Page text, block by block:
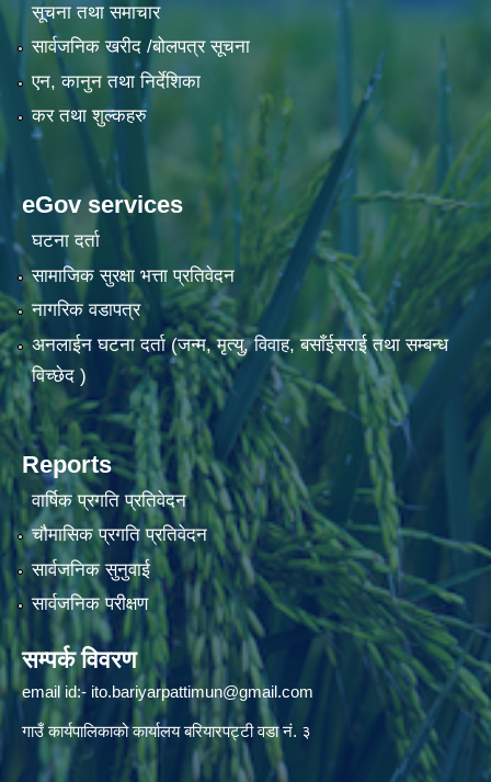
सूचना तथा समाचार
सार्वजनिक खरीद /बोलपत्र सूचना
एन, कानुन तथा निर्देशिका
कर तथा शुल्कहरु
eGov services
घटना दर्ता
सामाजिक सुरक्षा भत्ता प्रतिवेदन
नागरिक वडापत्र
अनलाईन घटना दर्ता (जन्म, मृत्यु, विवाह, बसाँईसराई तथा सम्बन्ध
विच्छेद )
Reports
वार्षिक प्रगति प्रतिवेदन
चौमासिक प्रगति प्रतिवेदन
सार्वजनिक सुनुवाई
सार्वजनिक परीक्षण
सम्पर्क विवरण
email id:- ito.bariyarpattimun@gmail.com
गाउँ कार्यपालिकाको कार्यालय बरियारपट्टी वडा नं. ३